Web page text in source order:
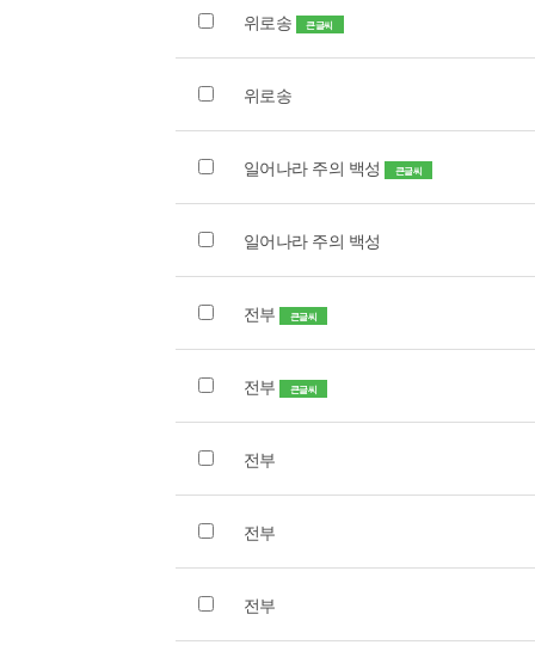
위로송 큰글씨
위로송
일어나라 주의 백성 큰글씨
일어나라 주의 백성
전부 큰글씨
전부 큰글씨
전부
전부
전부